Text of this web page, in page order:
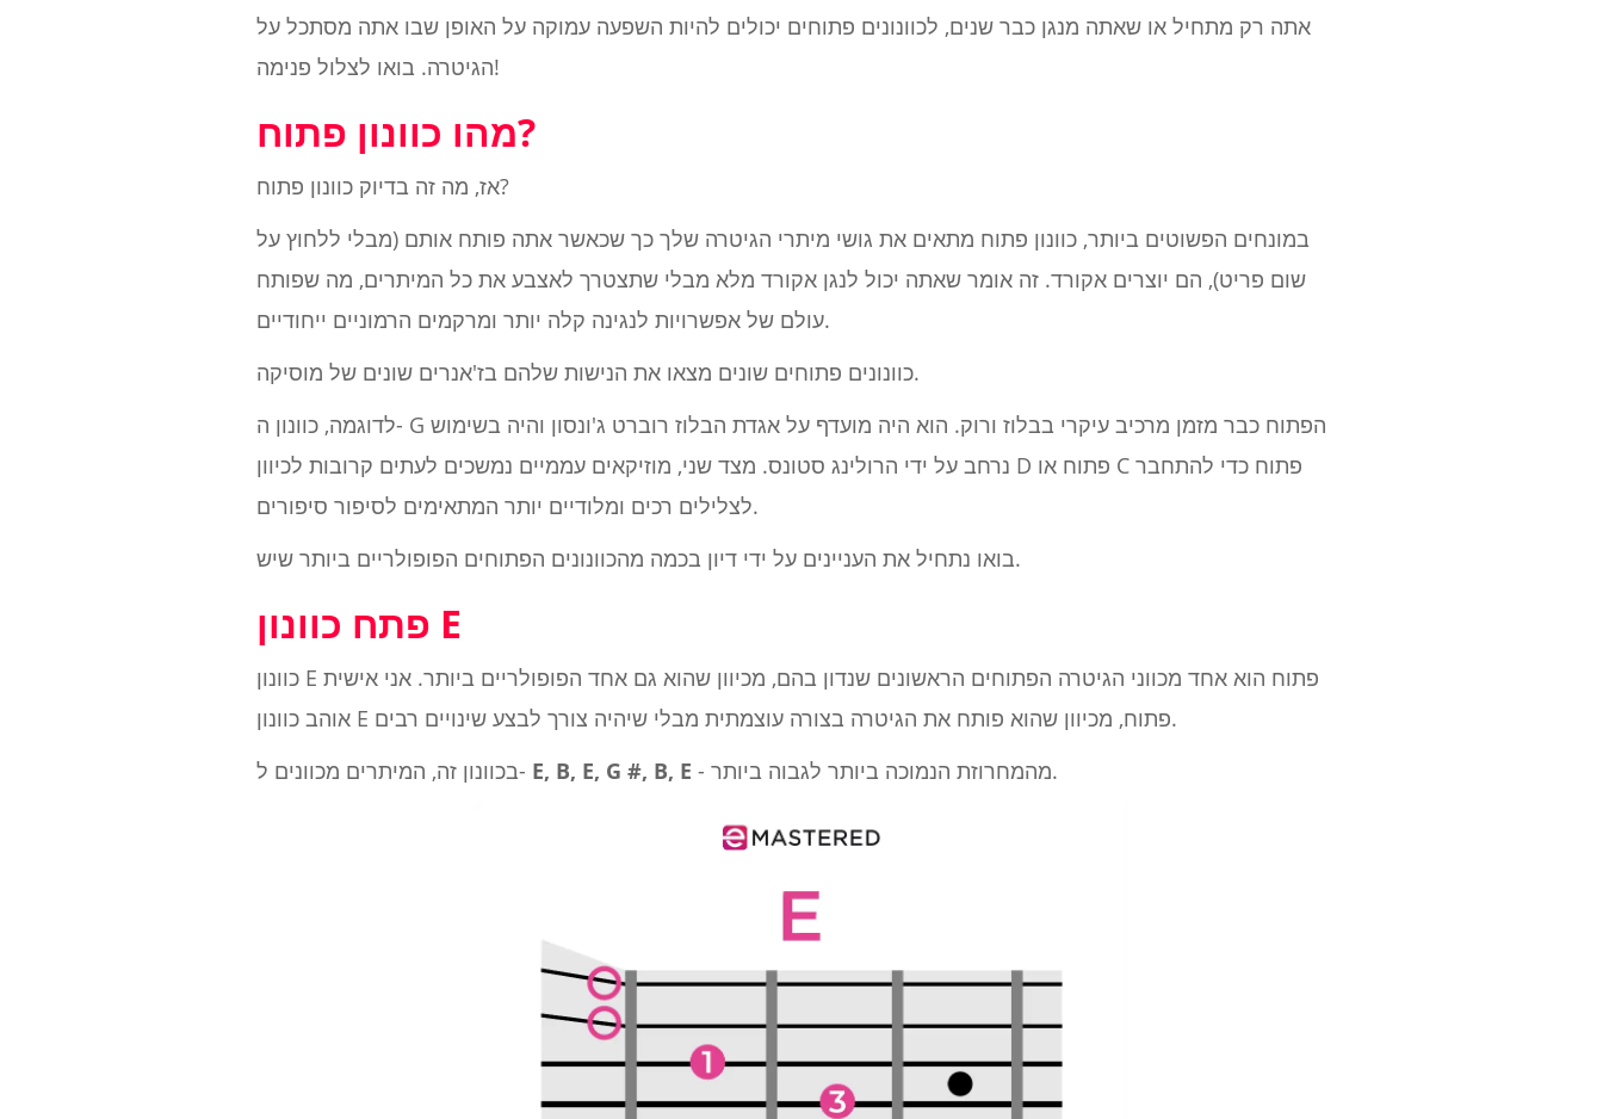
אתה רק מתחיל או שאתה מנגן כבר שנים, לכוונונים פתוחים יכולים להיות השפעה עמוקה על האופן שבו אתה מסתכל על
הגיטרה. בואו לצלול פנימה!
מהו כוונון פתוח?
אז, מה זה בדיוק כוונון פתוח?
במונחים הפשוטים ביותר, כוונון פתוח מתאים את גושי מיתרי הגיטרה שלך כך שכאשר אתה פותח אותם (מבלי ללחוץ על
שום פריט), הם יוצרים אקורד. זה אומר שאתה יכול לנגן אקורד מלא מבלי שתצטרך לאצבע את כל המיתרים, מה שפותח
עולם של אפשרויות לנגינה קלה יותר ומרקמים הרמוניים ייחודיים.
כוונונים פתוחים שונים מצאו את הנישות שלהם בז'אנרים שונים של מוסיקה.
לדוגמה, כוונון ה- G הפתוח כבר מזמן מרכיב עיקרי בבלוז ורוק. הוא היה מועדף על אגדת הבלוז רוברט ג'ונסון והיה בשימוש
נרחב על ידי הרולינג סטונס. מצד שני, מוזיקאים עממיים נמשכים לעתים קרובות לכיוון D פתוח או C פתוח כדי להתחבר
לצלילים רכים ומלודיים יותר המתאימים לסיפור סיפורים.
בואו נתחיל את העניינים על ידי דיון בכמה מהכוונונים הפתוחים הפופולריים ביותר שיש.
פתח כוונון E
כוונון E פתוח הוא אחד מכווני הגיטרה הפתוחים הראשונים שנדון בהם, מכיוון שהוא גם אחד הפופולריים ביותר. אני אישית
אוהב כוונון E פתוח, מכיוון שהוא פותח את הגיטרה בצורה עוצמתית מבלי שיהיה צורך לבצע שינויים רבים.
בכוונון זה, המיתרים מכוונים ל- E, B, E, G #, B, E - מהמחרוזת הנמוכה ביותר לגבוה ביותר.